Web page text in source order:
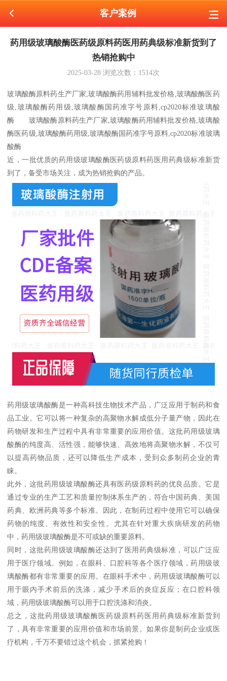
客户案例
药用级玻璃酸酶医药级原料药医用药典级标准新货到了
热销抢购中
2025-03-28 浏览次数： 1514次
玻璃酸酶原料药生产厂家,玻璃酸酶药用辅料批发价格,玻璃酸酶医药
级,玻璃酸酶药用级,玻璃酸酶国药准字号原料,cp2020标准玻璃酸
酶 玻璃酸酶原料药生产厂家,玻璃酸酶药用辅料批发价格,玻璃酸
酶医药级,玻璃酸酶药用级,玻璃酸酶国药准字号原料,cp2020标准玻璃
酸酶
近，一批优质的药用级玻璃酸酶医药级原料药医用药典级标准新货
到了，备受市场关注，成为热销抢购的产品。
药用级玻璃酸酶是一种高科技生物技术产品，广泛应用于制药和食
品工业。它可以将一种复杂的高聚物水解成低分子量产物，因此在
药物研发和生产过程中具有非常重要的应用价值。这批药用级玻璃
酸酶的纯度高、活性强，能够快速、高效地将高聚物水解，不仅可
以提高药物品质，还可以降低生产成本，受到众多制药企业的青
睐。
此外，这批药用级玻璃酸酶还具有医药级原料药的优良品质。它是
通过专业的生产工艺和质量控制体系生产的，符合中国药典、美国
药典、欧洲药典等多个标准。因此，在制药过程中使用它可以确保
药物的纯度、有效性和安全性。尤其在针对重大疾病研发的药物
中，药用级玻璃酸酶是不可或缺的重要原料。
同时，这批药用级玻璃酸酶还达到了医用药典级标准，可以广泛应
用于医疗领域。例如，在眼科、口腔科等各个医疗领域，药用级玻
璃酸酶都有非常重要的应用。在眼科手术中，药用级玻璃酸酶可以
用于眼内手术前后的洗涤，减少手术后的炎症反应；在口腔科领
域，药用级玻璃酸酶可以用于口腔洗涤和消炎。
总之，这批药用级玻璃酸酶医药级原料药医用药典级标准新货到
了，具有非常重要的应用价值和市场前景。如果你是制药企业或医
疗机构，千万不要错过这个机会，抓紧抢购！